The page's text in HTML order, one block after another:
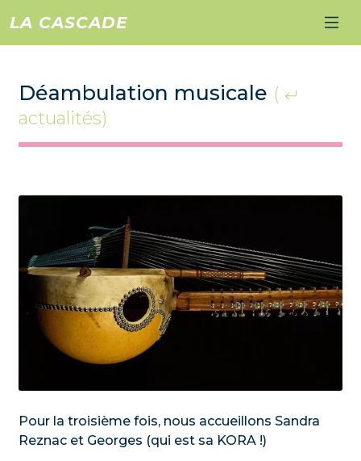
LA CASCADE
Déambulation musicale (
actualités)
Pour la troisième fois, nous accueillons Sandra
Reznac et Georges (qui est sa KORA !)